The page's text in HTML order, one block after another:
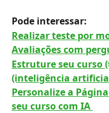
Pode interessar:
Realizar teste por
Avaliações com
Estruture seu curso
(inteligência
Personalize a
seu curso com IA